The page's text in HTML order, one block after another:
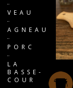
VEAU
AGNEAU
PORC
LA
BASSE-
COUR